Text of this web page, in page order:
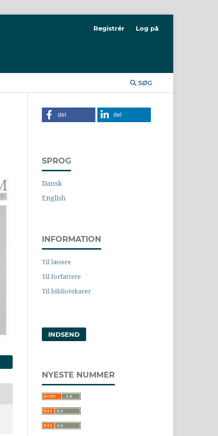
SØG
Registrér Log på
del del
SPROG
Dansk
English
INFORMATION
Til læsere
Til forfattere
Til bibliotekarer
INDSEND
NYESTE NUMMER